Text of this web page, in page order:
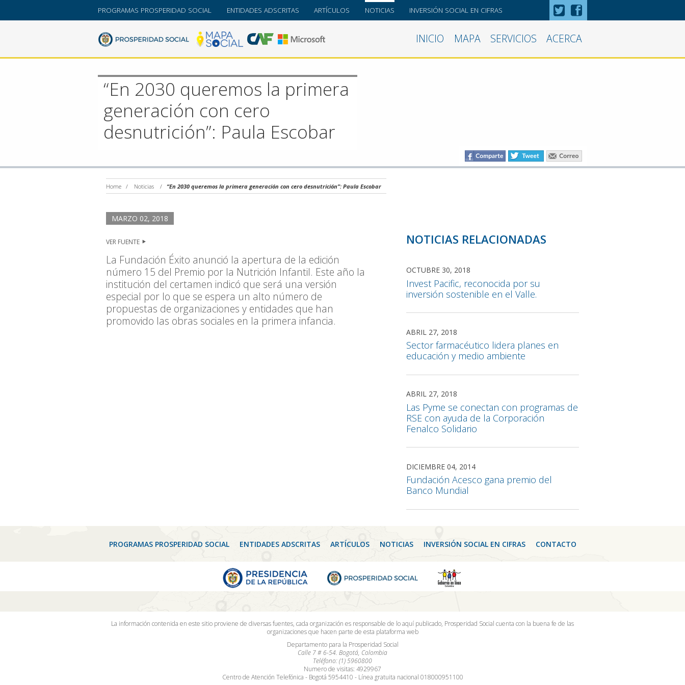
PROGRAMAS PROSPERIDAD SOCIAL ENTIDADES ADSCRITAS ARTÍCULOS NOTICIAS INVERSIÓN SOCIAL EN CIFRAS
INICIO MAPA SERVICIOS ACERCA
“En 2030 queremos la primera
generación con cero
desnutrición”: Paula Escobar
Home / Noticias / “En 2030 queremos la primera generación con cero desnutrición”: Paula Escobar
MARZO 02, 2018
VER FUENTE
La Fundación Éxito anunció la apertura de la edición
número 15 del Premio por la Nutrición Infantil. Este año la
institución del certamen indicó que será una versión
especial por lo que se espera un alto número de
propuestas de organizaciones y entidades que han
promovido las obras sociales en la primera infancia.
NOTICIAS RELACIONADAS
OCTUBRE 30, 2018
Invest Pacific, reconocida por su
inversión sostenible en el Valle.
ABRIL 27, 2018
Sector farmacéutico lidera planes en
educación y medio ambiente
ABRIL 27, 2018
Las Pyme se conectan con programas de
RSE con ayuda de la Corporación
Fenalco Solidario
DICIEMBRE 04, 2014
Fundación Acesco gana premio del
Banco Mundial
PROGRAMAS PROSPERIDAD SOCIAL ENTIDADES ADSCRITAS ARTÍCULOS NOTICIAS INVERSIÓN SOCIAL EN CIFRAS CONTACTO
La información contenida en este sitio proviene de diversas fuentes, cada organización es responsable de lo aquí publicado, Prosperidad Social cuenta con la buena fe de las
organizaciones que hacen parte de esta plataforma web
Departamento para la Prosperidad Social
Calle 7 # 6-54. Bogotá, Colombia
Teléfono: (1) 5960800
Numero de visitas: 4929967
Centro de Atención Telefónica - Bogotá 5954410 - Línea gratuita nacional 018000951100